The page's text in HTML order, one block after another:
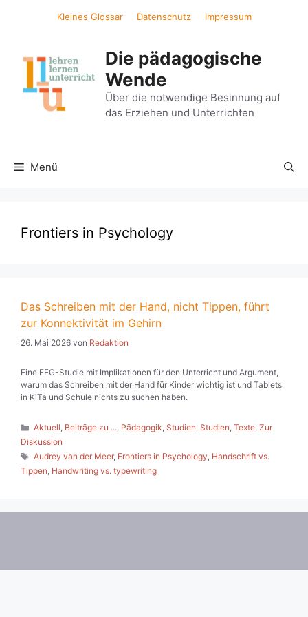
Kleines Glossar Datenschutz Impressum
Die pädagogische
Wende
Über die notwendige Besinnung auf
das Erziehen und Unterrichten
Menü
Frontiers in Psychology
Das Schreiben mit der Hand, nicht Tippen, führt
zur Konnektivität im Gehirn
26. Mai 2026 von Redaktion
Eine EEG-Studie mit Implikationen für den Unterricht und Argument,
warum das Schreiben mit der Hand für Kinder wichtig ist und Tablets
in KiTa und Schule nichts zu suchen haben.
Kategorien
Aktuell, Beiträge zu ..., Pädagogik,Studien,Studien,Texte,Zur
Diskussion
Schlagwörter
Audrey van der Meer, Frontiers in Psychology, Handschrift vs.
Tippen, Handwriting vs. typewriting